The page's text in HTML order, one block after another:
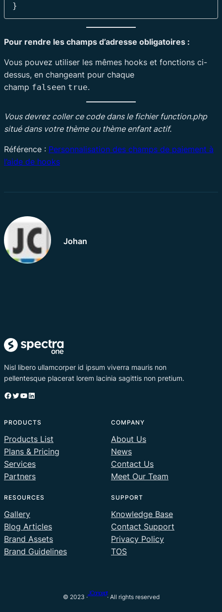
Pour rendre les champs d’adresse obligatoires :
Vous pouvez utiliser les mêmes hooks et fonctions ci-
dessus, en changeant pour chaque
champ falseen true.
Vous devrez coller ce code dans le fichier function.php
situé dans votre thème ou thème enfant actif.
Référence : Personnalisation des champs de paiement à
l’aide de hooks
Johan
Nisl libero ullamcorper id ipsum viverra mauris non
pellentesque placerat lorem lacinia sagittis non pretium.
Facebook Twitter YouTube LinkedIn
PRODUCTS
Products List
Plans & Pricing
Services
Partners
COMPANY
About Us
News
Contact Us
Meet Our Team
RESOURCES
Gallery
Blog Articles
Brand Assets
Brand Guidelines
SUPPORT
Knowledge Base
Contact Support
Privacy Policy
TOS
© 2023 ·
JConcept
· All rights reserved